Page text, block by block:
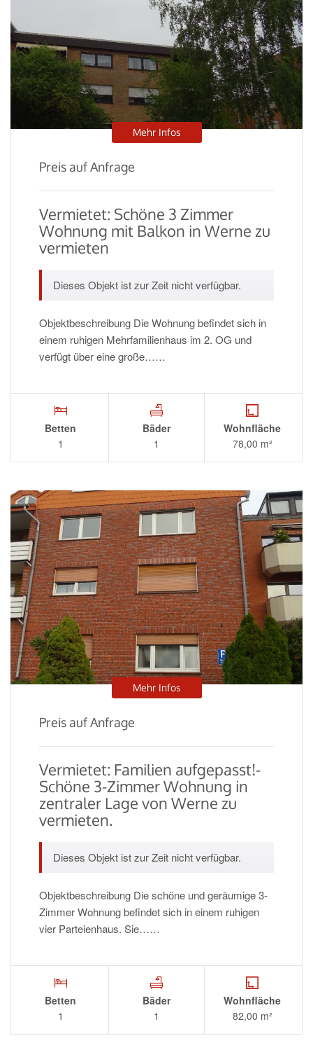
Mehr Infos
Preis auf Anfrage
Vermietet: Schöne 3 Zimmer
Wohnung mit Balkon in Werne zu
vermieten
Dieses Objekt ist zur Zeit nicht verfügbar.
Objektbeschreibung Die Wohnung befindet sich in
einem ruhigen Mehrfamilienhaus im 2. OG und
verfügt über eine große……
Betten
1
Bäder
1
Wohnfläche
78,00 m²
Mehr Infos
Preis auf Anfrage
Vermietet: Familien aufgepasst!-
Schöne 3-Zimmer Wohnung in
zentraler Lage von Werne zu
vermieten.
Dieses Objekt ist zur Zeit nicht verfügbar.
Objektbeschreibung Die schöne und geräumige 3-
Zimmer Wohnung befindet sich in einem ruhigen
vier Parteienhaus. Sie……
Betten
1
Bäder
1
Wohnfläche
82,00 m²